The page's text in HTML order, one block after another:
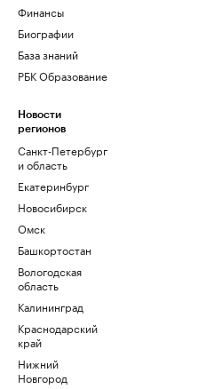
Финансы
Биографии
База знаний
РБК Образование
Новости
регионов
Санкт-Петербург
и область
Екатеринбург
Новосибирск
Омск
Башкортостан
Вологодская
область
Калининград
Краснодарский
край
Нижний
Новгород